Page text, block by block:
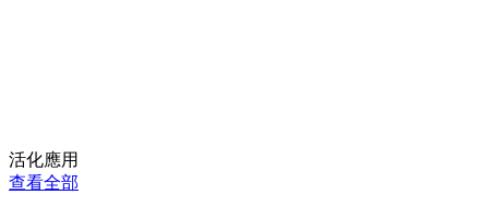
活化應用
查看全部